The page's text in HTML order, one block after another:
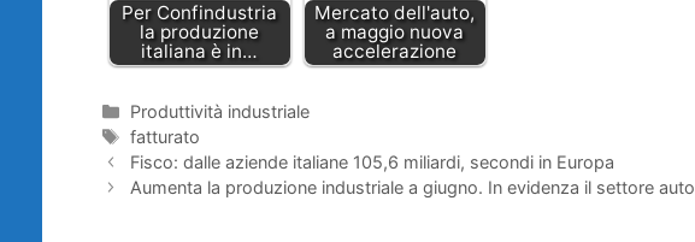
Per Confindustria
la produzione
italiana è in…
Mercato dell'auto,
a maggio nuova
accelerazione
Categorie
Produttività industriale
Tag
fatturato
Fisco: dalle aziende italiane 105,6 miliardi, secondi in Europa
Aumenta la produzione industriale a giugno. In evidenza il settore auto